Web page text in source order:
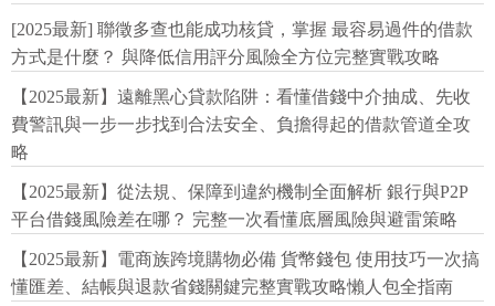
[2025最新] 聯徵多查也能成功核貸，掌握 最容易過件的借款
方式是什麼？ 與降低信用評分風險全方位完整實戰攻略
【2025最新】遠離黑心貸款陷阱：看懂借錢中介抽成、先收
費警訊與一步一步找到合法安全、負擔得起的借款管道全攻
略
【2025最新】從法規、保障到違約機制全面解析 銀行與P2P
平台借錢風險差在哪？ 完整一次看懂底層風險與避雷策略
【2025最新】電商族跨境購物必備 貨幣錢包 使用技巧一次搞
懂匯差、結帳與退款省錢關鍵完整實戰攻略懶人包全指南